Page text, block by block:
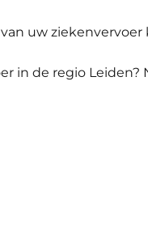
uw
in de regio